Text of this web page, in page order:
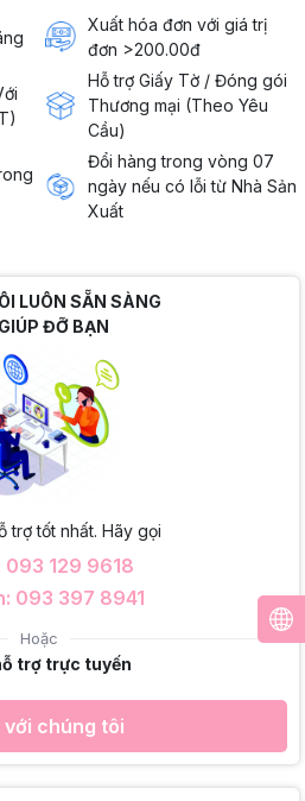
Xuất hóa đơn với giá trị
đơn >200.00đ
Hỗ trợ Giấy Tờ / Đóng gói
Thương mại (Theo Yêu
Cầu)
Đổi hàng trong vòng 07
ngày nếu có lỗi từ Nhà Sản
Xuất
LUÔN SẴN SÀNG
ĐỠ BẠN
trợ tốt nhất. Hãy gọi
093 129 9618
093 397 8941
Hoặc
trợ trực tuyến
với chúng tôi